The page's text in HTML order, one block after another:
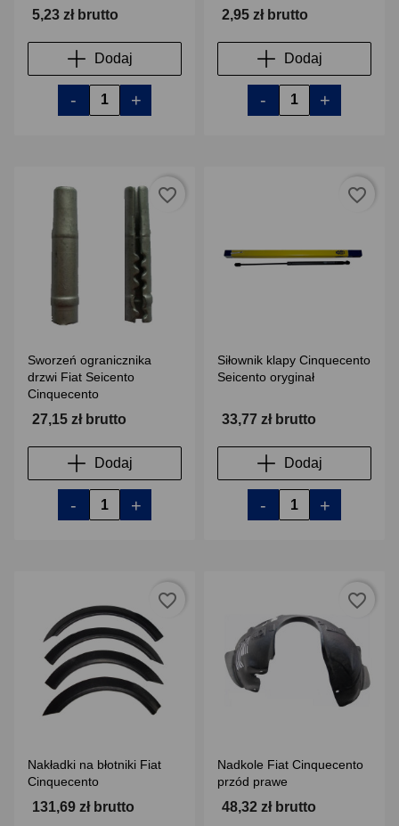
5,23 zł brutto
Dodaj
- +
2,95 zł brutto
Dodaj
- +
Sworzeń ogranicznika
drzwi Fiat Seicento
Cinquecento
27,15 zł brutto
Dodaj
- +
favorite_border
Siłownik klapy Cinquecento
Seicento oryginał
33,77 zł brutto
Dodaj
- +
favorite_border
Nakładki na błotniki Fiat
Cinquecento
131,69 zł brutto
favorite_border
Nadkole Fiat Cinquecento
przód prawe
48,32 zł brutto
favorite_border